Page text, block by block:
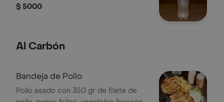
$ 5000
Al Carbón
Bandeja de Pollo
Pollo asado con 350 gr de filete de